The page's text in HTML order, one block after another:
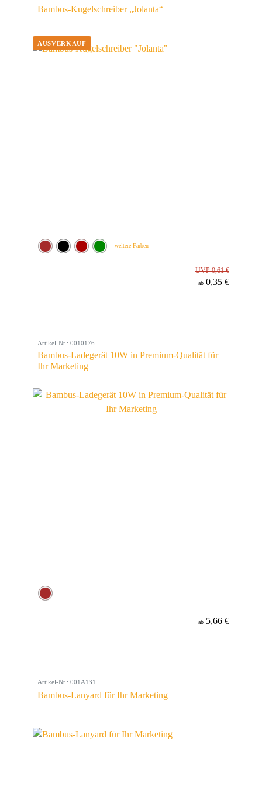
Bambus-Kugelschreiber „Jolanta“
weitere Farben
UVP 0,61 €
ab 0,35 €
Artikel-Nr.: 0010176
Bambus-Ladegerät 10W in Premium-Qualität für
Ihr Marketing
ab 5,66 €
Artikel-Nr.: 001A131
Bambus-Lanyard für Ihr Marketing